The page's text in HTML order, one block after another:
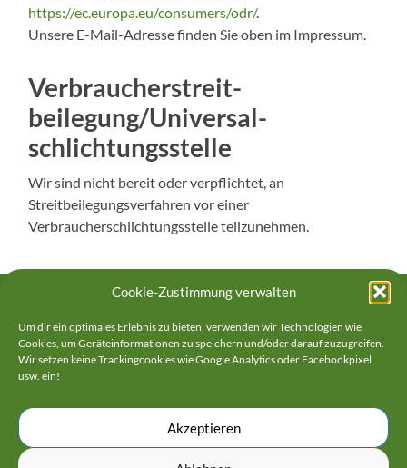
Cookie-Zustimmung verwalten
Um dir ein optimales Erlebnis zu bieten, verwenden wir Technologien wie
Cookies, um Geräteinformationen zu speichern und/oder darauf zuzugreifen.
Wir setzen keine Trackingcookies wie Google Analytics oder Facebookpixel
usw. ein!
Akzeptieren
https://ec.europa.eu/consumers/odr/.
Unsere E-Mail-Adresse finden Sie oben im Impressum.
Verbraucher­streit­
beilegung/Universal­
schlichtungs­stelle
Wir sind nicht bereit oder verpflichtet, an
Streitbeilegungsverfahren vor einer
Verbraucherschlichtungsstelle teilzunehmen.
Impressum
Cookie-Richtlinie (EU)